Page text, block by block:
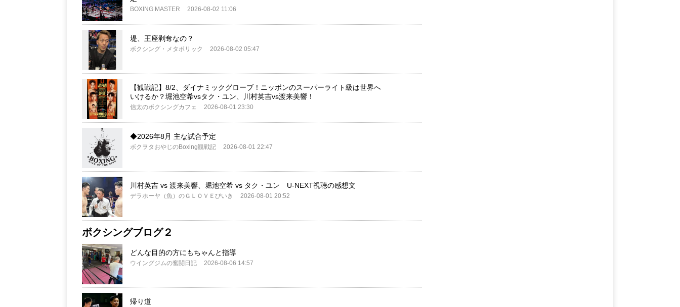
BOXING MASTER 2026-08-02 11:06
堤、王座剥奪なの？
ボクシング・メタボリック 2026-08-02 05:47
【観戦記】8/2、ダイナミックグローブ！ニッポンのスーパーライト級は世界へ
いけるか？堀池空希vsタク・ユン、川村英吉vs渡来美響！
信太のボクシングカフェ 2026-08-01 23:30
◆2026年8月 主な試合予定
ボクヲタおやじのBoxing観戦記 2026-08-01 22:47
川村英吉 vs 渡来美響、堀池空希 vs タク・ユン U-NEXT視聴の感想文
デラホーヤ（魚）のＧＬＯＶＥびいき 2026-08-01 20:52
ボクシングブログ２
どんな目的の方にもちゃんと指導
ウイングジムの奮闘日記 2026-08-06 14:57
帰り道